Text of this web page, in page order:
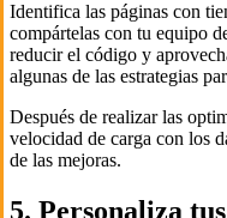
Identifica las páginas con
compártelas con tu equipo
reducir el código y
algunas de las estrategias
Después de realizar las
velocidad de carga con los
de las mejoras.
5. Personaliza